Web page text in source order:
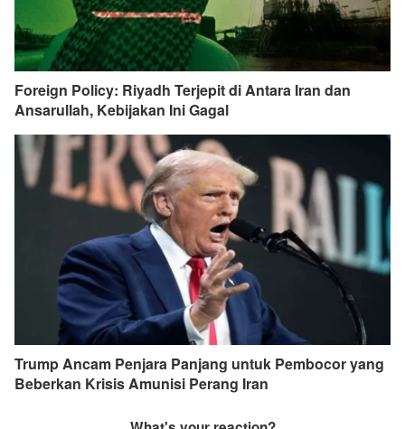
Foreign Policy: Riyadh Terjepit di Antara Iran dan
Ansarullah, Kebijakan Ini Gagal
Trump Ancam Penjara Panjang untuk Pembocor yang
Beberkan Krisis Amunisi Perang Iran